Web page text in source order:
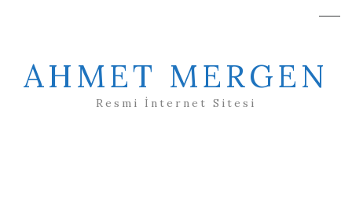
AHMET MERGEN
Resmi İnternet Sitesi